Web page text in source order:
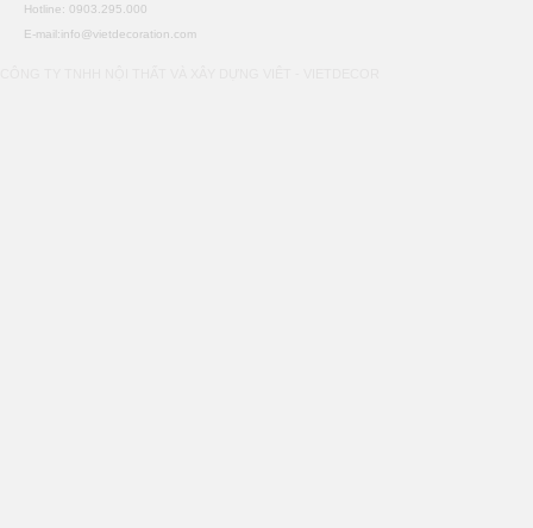
Hotline: 0903.295.000
E-mail:info@vietdecoration.com